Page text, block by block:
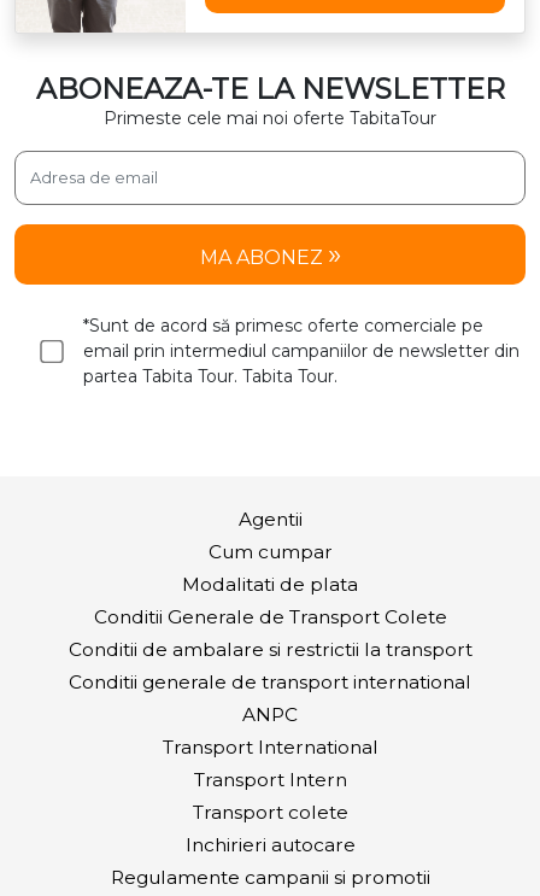
ABONEAZA-TE LA NEWSLETTER
Primeste cele mai noi oferte TabitaTour
MA ABONEZ
*Sunt de acord să primesc oferte comerciale pe
email prin intermediul campaniilor de newsletter din
partea Tabita Tour. Tabita Tour.
Agentii
Cum cumpar
Modalitati de plata
Conditii Generale de Transport Colete
Conditii de ambalare si restrictii la transport
Conditii generale de transport international
ANPC
Transport International
Transport Intern
Transport colete
Inchirieri autocare
Regulamente campanii si promotii